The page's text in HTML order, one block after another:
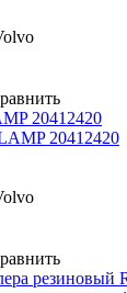
20412420
резиновый